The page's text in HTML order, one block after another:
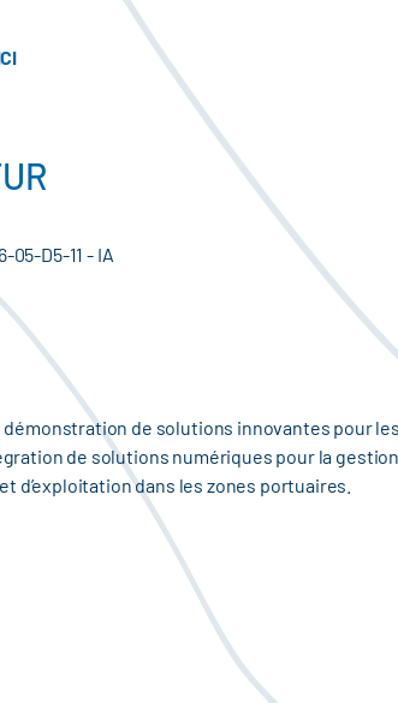
05-D5-11 - IA
de solutions innovantes pour
de solutions numériques pour la
d’exploitation dans les zones portuaires.